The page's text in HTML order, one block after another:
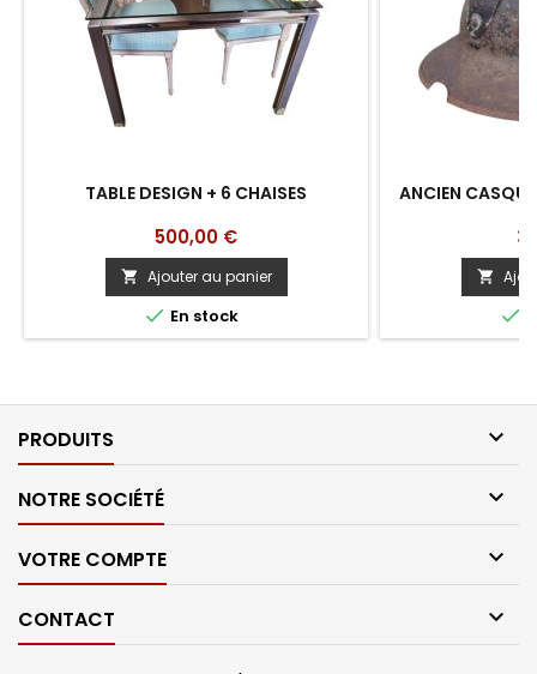
TABLE DESIGN + 6 CHAISES
Prix
500,00 €
 Ajouter au panier
 En stock
ANCIEN


PRODUITS 
NOTRE SOCIÉTÉ 
VOTRE COMPTE 
CONTACT 